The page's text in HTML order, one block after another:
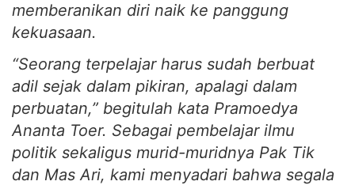
memberanikan diri naik ke panggung
kekuasaan.
“Seorang terpelajar harus sudah berbuat
adil sejak dalam pikiran, apalagi dalam
perbuatan,” begitulah kata Pramoedya
Ananta Toer. Sebagai pembelajar ilmu
politik sekaligus murid-muridnya Pak Tik
dan Mas Ari, kami menyadari bahwa segala